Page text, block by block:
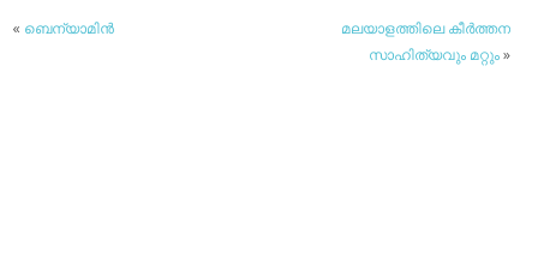
« ബെന്യാമിന്‍
മലയാളത്തിലെ കീര്‍ത്തന
സാഹിത്യവും മറ്റും»